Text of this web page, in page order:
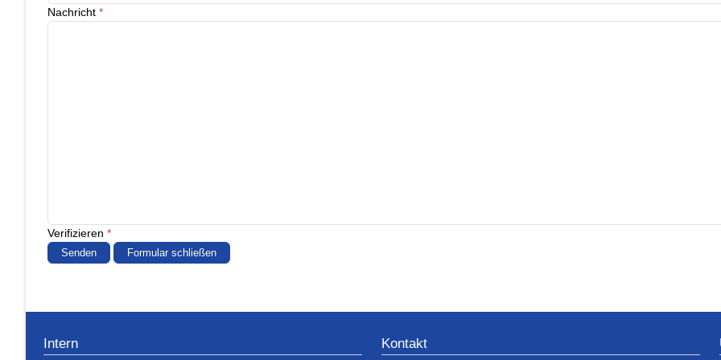
Nachricht *
Verifizieren *
Senden Formular schließen
Intern Kontakt